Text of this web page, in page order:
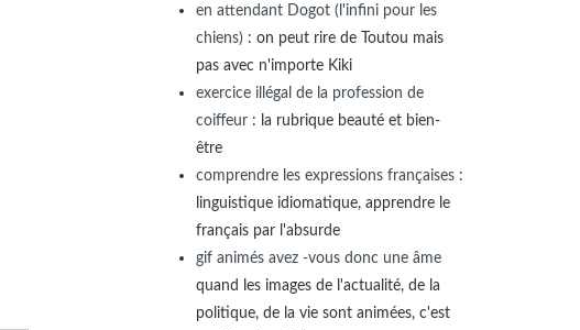
en attendant Dogot (l'infini pour les
chiens) : on peut rire de Toutou mais
pas avec n'importe Kiki
exercice illégal de la profession de
coiffeur : la rubrique beauté et bien-
être
comprendre les expressions françaises :
linguistique idiomatique, apprendre le
français par l'absurde
gif animés avez -vous donc une âme
quand les images de l'actualité, de la
politique, de la vie sont animées, c'est